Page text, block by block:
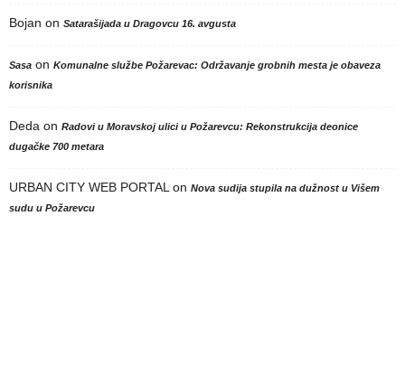
Bojan on Satarašijada u Dragovcu 16. avgusta
Sasa on Komunalne službe Požarevac: Održavanje grobnih mesta je obaveza
korisnika
Deda on Radovi u Moravskoj ulici u Požarevcu: Rekonstrukcija deonice
dugačke 700 metara
URBAN CITY WEB PORTAL on Nova sudija stupila na dužnost u Višem
sudu u Požarevcu